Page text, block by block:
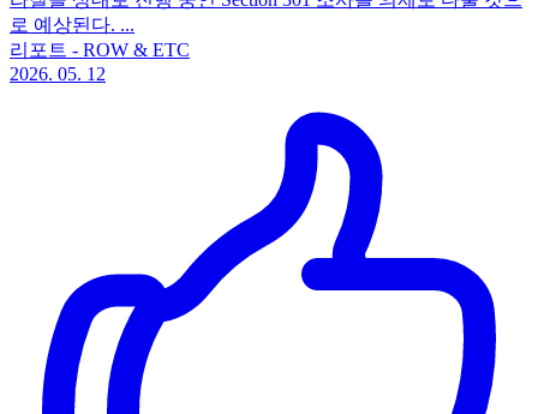
로 예상된다. ...
리포트 - ROW & ETC
2026. 05. 12